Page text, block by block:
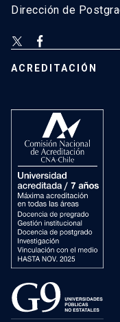
Dirección de
ACREDITACIÓN